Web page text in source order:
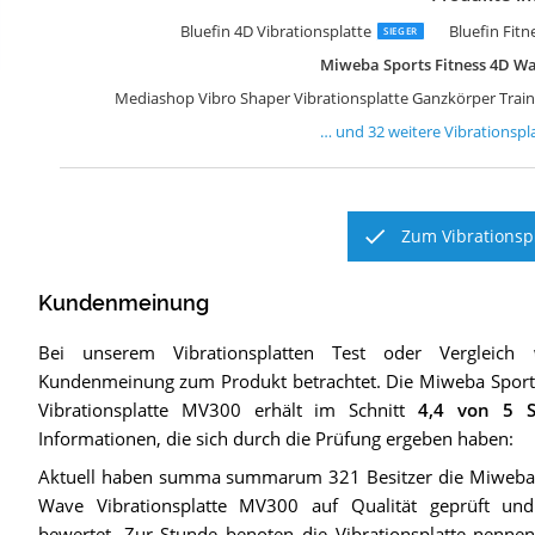
Bluefin 4D Vibrationsplatte SIEGER Bluefin
Miweba Sports Fitness 4D
Mediashop Vibro Shaper Vibrationsplatte Ganzkörper
… und 32weitere
Zum
Kundenmeinung
Bei unserem Vibrationsplatten Test oder Vergleich
Kundenmeinung zum Produkt betrachtet. Die Miweba
Vibrationsplatte MV300 erhält im Schnitt4,4 von 5
Informationen, die sich durch die Prüfung ergeben haben:
Aktuell haben summa summarum 321 Besitzer die
Wave Vibrationsplatte MV300 auf Qualität geprüft